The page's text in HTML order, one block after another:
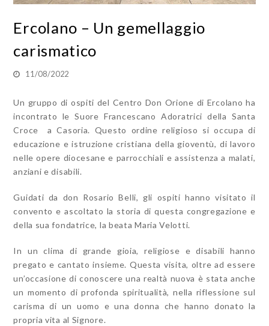
Ercolano – Un gemellaggio
carismatico
11/08/2022
Un gruppo di ospiti del Centro Don Orione di Ercolano ha
incontrato le Suore Francescano Adoratrici della Santa
Croce a Casoria. Questo ordine religioso si occupa di
educazione e istruzione cristiana della gioventù, di lavoro
nelle opere diocesane e parrocchiali e assistenza a malati,
anziani e disabili.
Guidati da don Rosario Belli, gli ospiti hanno visitato il
convento e ascoltato la storia di questa congregazione e
della sua fondatrice, la beata Maria Velotti.
In un clima di grande gioia, religiose e disabili hanno
pregato e cantato insieme. Questa visita, oltre ad essere
un’occasione di conoscere una realtà nuova è stata anche
un momento di profonda spiritualità, nella riflessione sul
carisma di un uomo e una donna che hanno donato la
propria vita al Signore.